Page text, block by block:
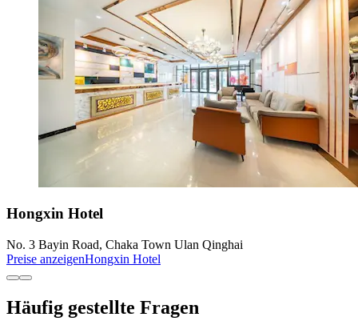
Hongxin Hotel
No. 3 Bayin Road, Chaka Town Ulan Qinghai
Preise anzeigenHongxin Hotel
Häufig gestellte Fragen